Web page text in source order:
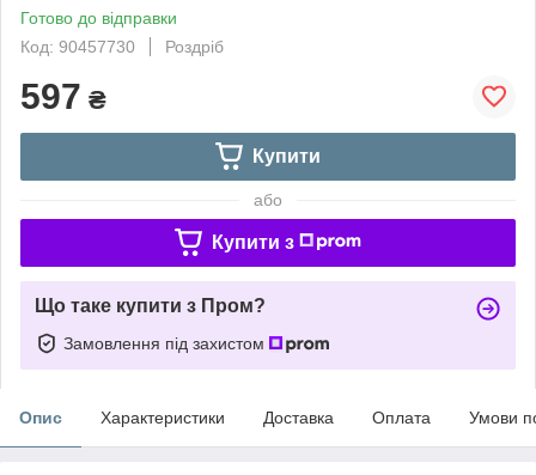
Готово до відправки
Код: 90457730
Роздріб
597 ₴
Купити
або
Купити з
Що таке купити з Пром?
Замовлення під захистом
Опис Характеристики Доставка Оплата Умови